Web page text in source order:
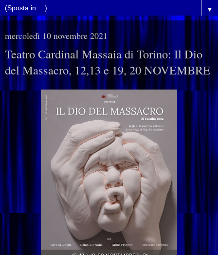
▼
mercoledì 10 novembre 2021
Teatro Cardinal Massaia di Torino: Il Dio
del Massacro, 12,13 e 19, 20 NOVEMBRE